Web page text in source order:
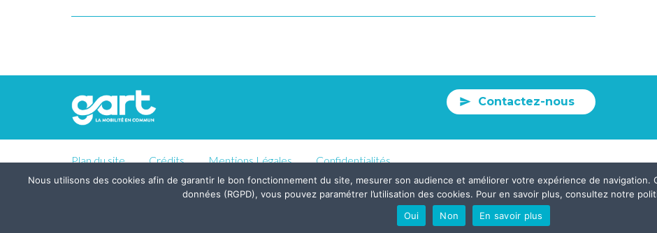
Contactez-nous
Plan du site Crédits Mentions Légales Confidentialités
Nous utilisons des cookies afin de garantir le bon fonctionnement du site, mesurer son audience et améliorer votre expérience de navigation.
données (RGPD), vous pouvez paramétrer l’utilisation des cookies. Pour en savoir plus, consultez notre
Oui
Non En savoir plus